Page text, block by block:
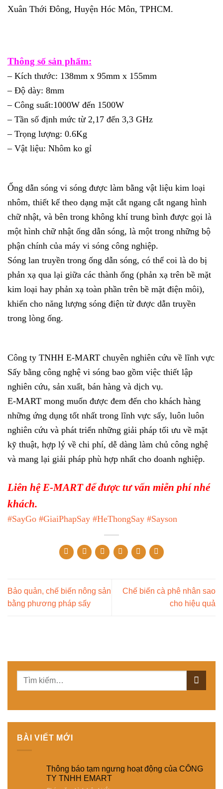
Xuân Thới Đông, Huyện Hóc Môn, TPHCM.
Thông số sản phẩm:
– Kích thước: 138mm x 95mm x 155mm
– Độ dày: 8mm
– Công suất:1000W đến 1500W
– Tần số định mức từ 2,17 đến 3,3 GHz
– Trọng lượng: 0.6Kg
– Vật liệu: Nhôm ko gỉ
Ống dẫn sóng vi sóng được làm bằng vật liệu kim loại
nhôm, thiết kế theo dạng mặt cắt ngang cắt ngang hình
chữ nhật, và bên trong không khí trung bình được gọi là
một hình chữ nhật ống dẫn sóng, là một trong những bộ
phận chính của máy vi sóng công nghiệp.
Sóng lan truyền trong ống dẫn sóng, có thể coi là do bị
phản xạ qua lại giữa các thành ống (phản xạ trên bề mặt
kim loại hay phản xạ toàn phần trên bề mặt điện môi),
khiến cho năng lượng sóng điện từ được dẫn truyền
trong lòng ống.
Công ty TNHH E-MART chuyên nghiên cứu về lĩnh vực
Sấy bằng công nghệ vi sóng bao gồm việc thiết lập
nghiên cứu, sản xuất, bán hàng và dịch vụ.
E-MART mong muốn được đem đến cho khách hàng
những ứng dụng tốt nhất trong lĩnh vực sấy, luôn luôn
nghiên cứu và phát triển những giải pháp tối ưu về mặt
kỹ thuật, hợp lý về chi phí, dễ dàng làm chủ công nghệ
và mang lại giải pháp phù hợp nhất cho doanh nghiệp.
Liên hệ E-MART để được tư vấn miễn phí nhé
khách.
#SayGo #GiaiPhapSay #HeThongSay #Sayson
Bảo quản, chế biến nông sản
bằng phương pháp sấy
Chế biến cà phê nhân sao
cho hiệu quả
BÀI VIẾT MỚI
Thông báo tạm ngưng hoạt động của CÔNG
TY TNHH EMART